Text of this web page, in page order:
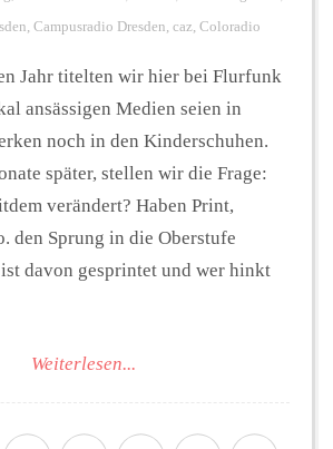
Beiträge
Podcast
Seminare
Unterstützen
, Campusradio Dresden, caz, Coloradio
Jahr titelten wir hier bei Flurfunk
ansässigen Medien seien in
noch in den Kinderschuhen.
später, stellen wir die Frage:
verändert? Haben Print,
den Sprung in die Oberstufe
davon gesprintet und wer hinkt
Weiterlesen...